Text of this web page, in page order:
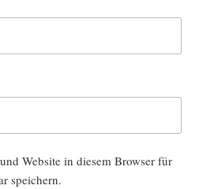
Website in diesem Browser für
speichern.